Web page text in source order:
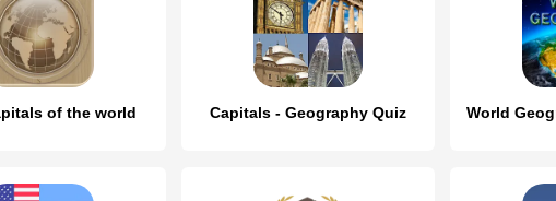
of the world Capitals - Geography Quiz